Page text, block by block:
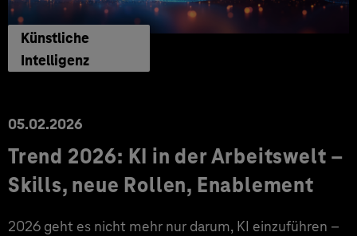
Künstliche
Intelligenz
05.02.2026
Trend 2026: KI in der Arbeitswelt –
Skills, neue Rollen, Enablement
2026 geht es nicht mehr nur darum, KI einzuführen –